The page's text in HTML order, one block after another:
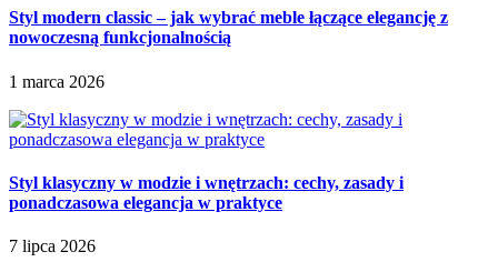
Styl modern classic – jak wybrać meble łączące elegancję z
nowoczesną funkcjonalnością
1 marca 2026
Styl klasyczny w modzie i wnętrzach: cechy, zasady i
ponadczasowa elegancja w praktyce
7 lipca 2026